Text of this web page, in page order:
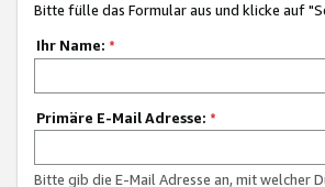
Bitte fülle das Formular aus und klicke auf
Ihr Name: *
Primäre E-Mail Adresse: *
Bitte gib die E-Mail Adresse an, mit welcher